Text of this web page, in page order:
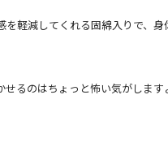
軽減してくれる固綿入りで、身
るのはちょっと怖い気がしま